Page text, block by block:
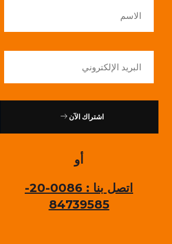
اشتراك الآن
أو
اتصل بنا : 0086-20-
84739585